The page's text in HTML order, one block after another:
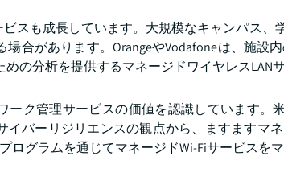
ビスも成長しています。大規模なキャンパス
合があります。OrangeやVodafoneは、施設
の分析を提供するマネージドワイヤレスLAN
ーク管理サービスの価値を認識しています。
イバーリジリエンスの観点から、ますますマ
ログラムを通じてマネージドWi-Fiサービスを